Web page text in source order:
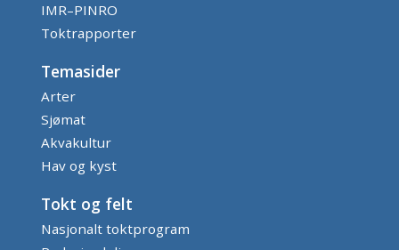
IMR–PINRO
Toktrapporter
Temasider
Arter
Sjømat
Akvakultur
Hav og kyst
Tokt og felt
Nasjonalt toktprogram